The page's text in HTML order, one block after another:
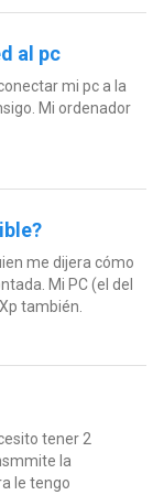
al pc
mi pc a la
Mi ordenador
me dijera cómo
Mi PC (el del
también.
tener 2
la
le tengo